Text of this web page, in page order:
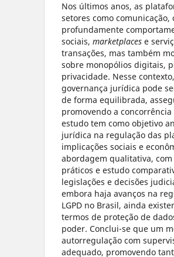
Nos últimos anos, as
setores como
profundamente
sociais, marketplaces e
transações, mas também
sobre monopólios digitais,
privacidade. Nesse
governança jurídica pode
de forma equilibrada,
promovendo a
estudo tem como objetivo
jurídica na regulação das
implicações sociais e
abordagem qualitativa,
práticos e estudo
legislações e decisões
embora haja avanços na
LGPD no Brasil, ainda
termos de proteção de
poder. Conclui-se que um
autorregulação com
adequado, promovendo